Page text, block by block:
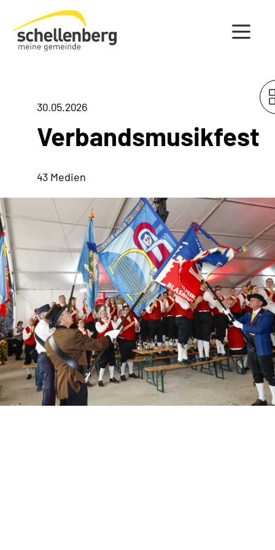
Gemeinde Schellenberg Startseite
30.05.2026
Verbandsmusikfest
43 Medien